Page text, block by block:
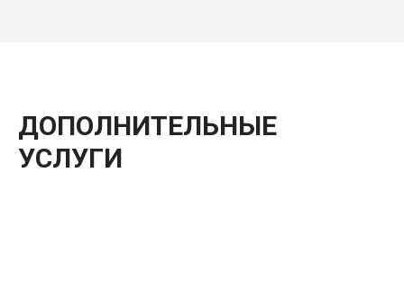
ДОПОЛНИТЕЛЬНЫЕ
УСЛУГИ